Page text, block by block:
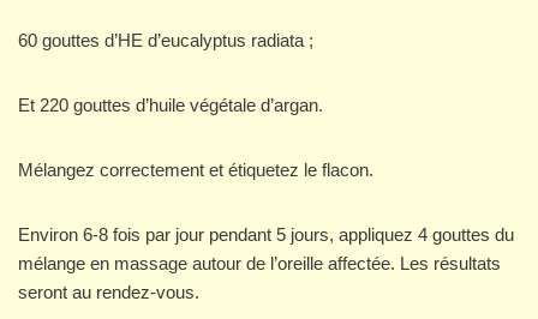
60 gouttes d’HE d’eucalyptus radiata ;
Et 220 gouttes d’huile végétale d’argan.
Mélangez correctement et étiquetez le flacon.
Environ 6-8 fois par jour pendant 5 jours, appliquez 4 gouttes du
mélange en massage autour de l’oreille affectée. Les résultats
seront au rendez-vous.